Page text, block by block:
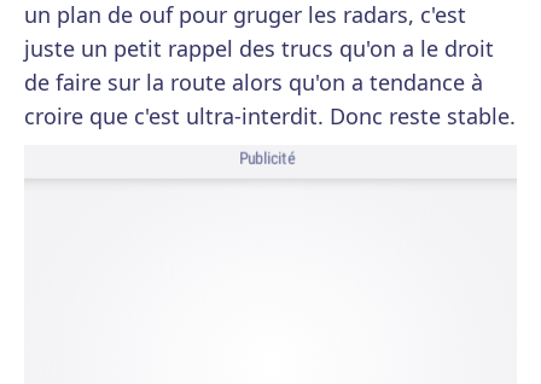
un plan de ouf pour gruger les radars, c'est
juste un petit rappel des trucs qu'on a le droit
de faire sur la route alors qu'on a tendance à
croire que c'est ultra-interdit. Donc reste stable.
Publicité